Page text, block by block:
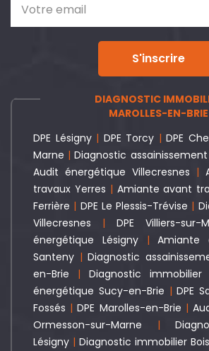
S'inscrire
DIAGNOSTIC
MAROLLES-EN-BRIE
DPE Lésigny | DPE Torcy |DPE
Marne |Diagnostic
Audit énergétique Villecresnes |
travaux Yerres | Amiante avant
Ferrière | DPE Le Plessis-Trévise |
Villecresnes | DPE Villiers-sur-
énergétique Lésigny|Amiante
Santeny |Diagnostic
en-Brie | Diagnostic immobilier
énergétique Sucy-en-Brie |DPE
Fossés |DPE Marolles-en-Brie |
Ormesson-sur-Marne |
Lésigny | Diagnostic immobilier